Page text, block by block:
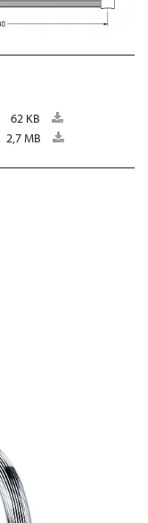
62 KB
2,7 MB